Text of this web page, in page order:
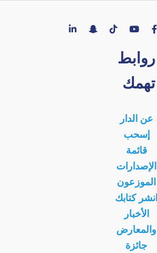
روابط
تهمك
عن الدار
إسحب
قائمة
الإصدارات
الموزعون
انشر كتابك
الأخبار
والمعارض
جائزة